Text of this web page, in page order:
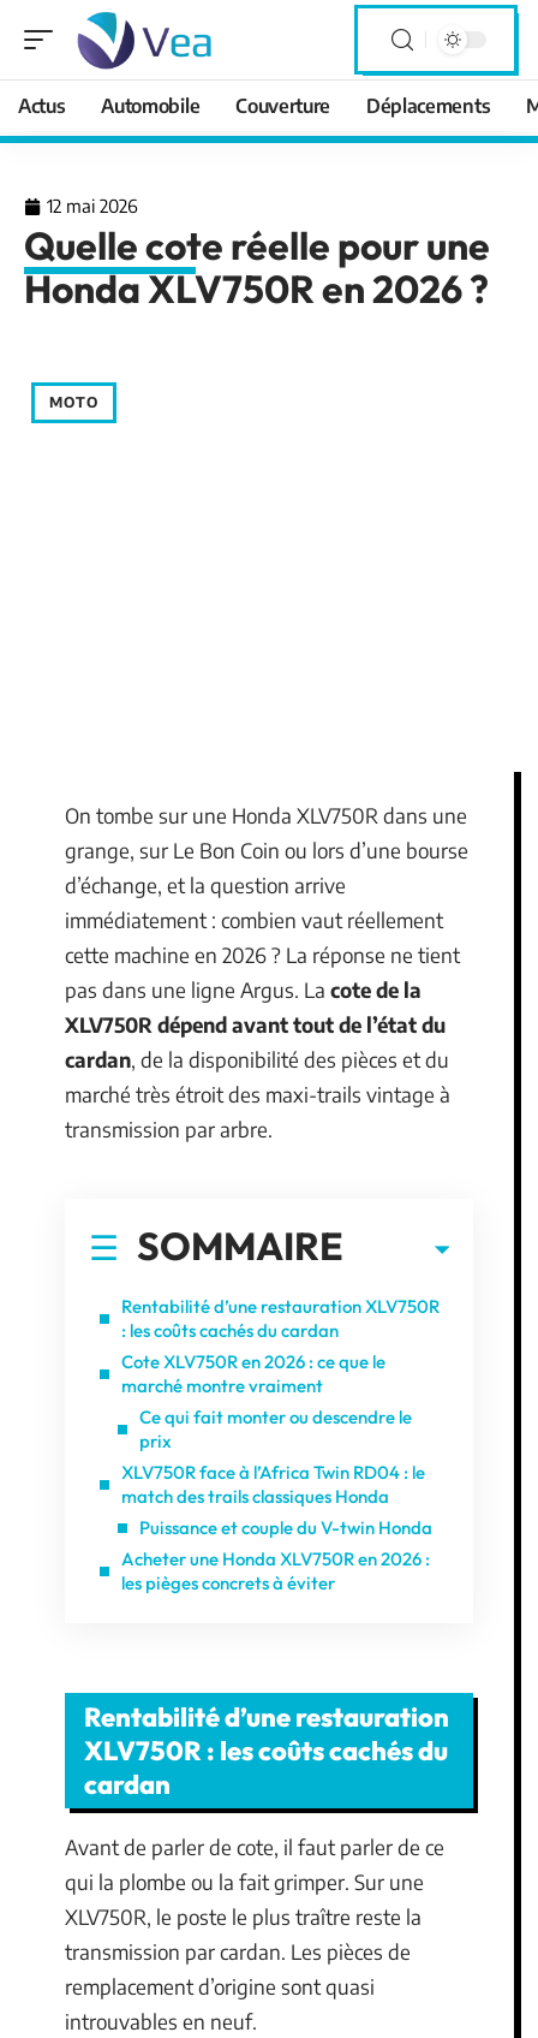
Actus Automobile Couverture Déplacements
12 mai 2026
Quelle cote réelle pour une
Honda XLV750R en 2026 ?
MOTO
On tombe sur une Honda XLV750R dans une
grange, sur Le Bon Coin ou lors d’une bourse
d’échange, et la question arrive
immédiatement : combien vaut réellement
cette machine en 2026 ? La réponse ne tient
pas dans une ligne Argus. La cote de la
XLV750R dépend avant tout de l’état du
cardan, de la disponibilité des pièces et du
marché très étroit des maxi-trails vintage à
transmission par arbre.
SOMMAIRE
Rentabilité d’une restauration XLV750R
: les coûts cachés du cardan
Cote XLV750R en 2026 : ce que le
marché montre vraiment
Ce qui fait monter ou descendre le
prix
XLV750R face à l’Africa Twin RD04 : le
match des trails classiques Honda
Puissance et couple du V-twin Honda
Acheter une Honda XLV750R en 2026 :
les pièges concrets à éviter
Rentabilité d’une restauration
XLV750R : les coûts cachés du
cardan
Avant de parler de cote, il faut parler de ce
qui la plombe ou la fait grimper. Sur une
XLV750R, le poste le plus traître reste la
transmission par cardan. Les pièces de
remplacement d’origine sont quasi
introuvables en neuf.